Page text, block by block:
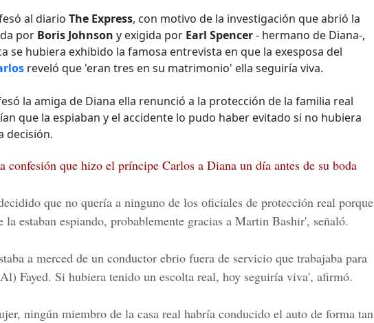
al diario The Express, con motivo de la investigación que abrió la
por Boris Johnson y exigida por Earl Spencer- hermano de Diana-,
se hubiera exhibido la famosa entrevista en que la exesposa del
reveló que 'eran tres en su matrimonio' ella seguiría viva.
la amiga de Diana ella renunció a la protección de la familia real
que la espiaban y el accidente lo pudo haber evitado si no hubiera
decisión.
confesión que hizo el príncipe Carlos a Diana un día antes de su boda
que no quería a ninguno de los oficiales de protección real porque
la estaban espiando, probablemente gracias a Martin Bashir', señaló.
a merced de un conductor ebrio fuera de servicio que trabajaba para
Fayed. Si hubiera tenido un escolta real, hoy seguiría viva', afirmó.
ningún miembro de la casa real habría conducido el auto de forma tan